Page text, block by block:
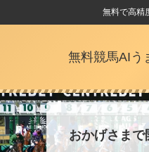
無料で高精
無料競馬AIう
おかげさま